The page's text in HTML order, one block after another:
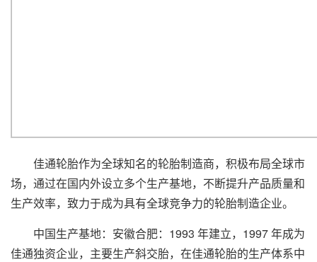
佳通轮胎作为全球知名的轮胎制造商，积极布局全球市
场，通过在国内外设立多个生产基地，不断提升产品质量和
生产效率，致力于成为具有全球竞争力的轮胎制造企业。
中国生产基地：安徽合肥：1993 年建立，1997 年成为
佳通独资企业，主要生产斜交胎，在佳通轮胎的生产体系中